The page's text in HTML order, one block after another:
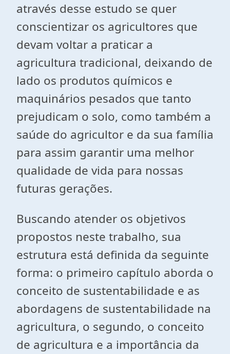
através desse estudo se quer
conscientizar os agricultores que
devam voltar a praticar a
agricultura tradicional, deixando de
lado os produtos químicos e
maquinários pesados que tanto
prejudicam o solo, como também a
saúde do agricultor e da sua família
para assim garantir uma melhor
qualidade de vida para nossas
futuras gerações.
Buscando atender os objetivos
propostos neste trabalho, sua
estrutura está definida da seguinte
forma: o primeiro capítulo aborda o
conceito de sustentabilidade e as
abordagens de sustentabilidade na
agricultura, o segundo, o conceito
de agricultura e a importância da